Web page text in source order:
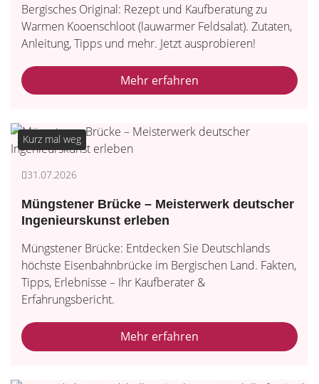
Bergisches Original: Rezept und Kaufberatung zu
Warmen Kooenschloot (lauwarmer Feldsalat). Zutaten,
Anleitung, Tipps und mehr. Jetzt ausprobieren!
Mehr erfahren
Kurz mal weg
31.07.2026
Müngstener Brücke – Meisterwerk deutscher
Ingenieurskunst erleben
Müngstener Brücke: Entdecken Sie Deutschlands
höchste Eisenbahnbrücke im Bergischen Land. Fakten,
Tipps, Erlebnisse – Ihr Kaufberater &
Erfahrungsbericht.
Mehr erfahren